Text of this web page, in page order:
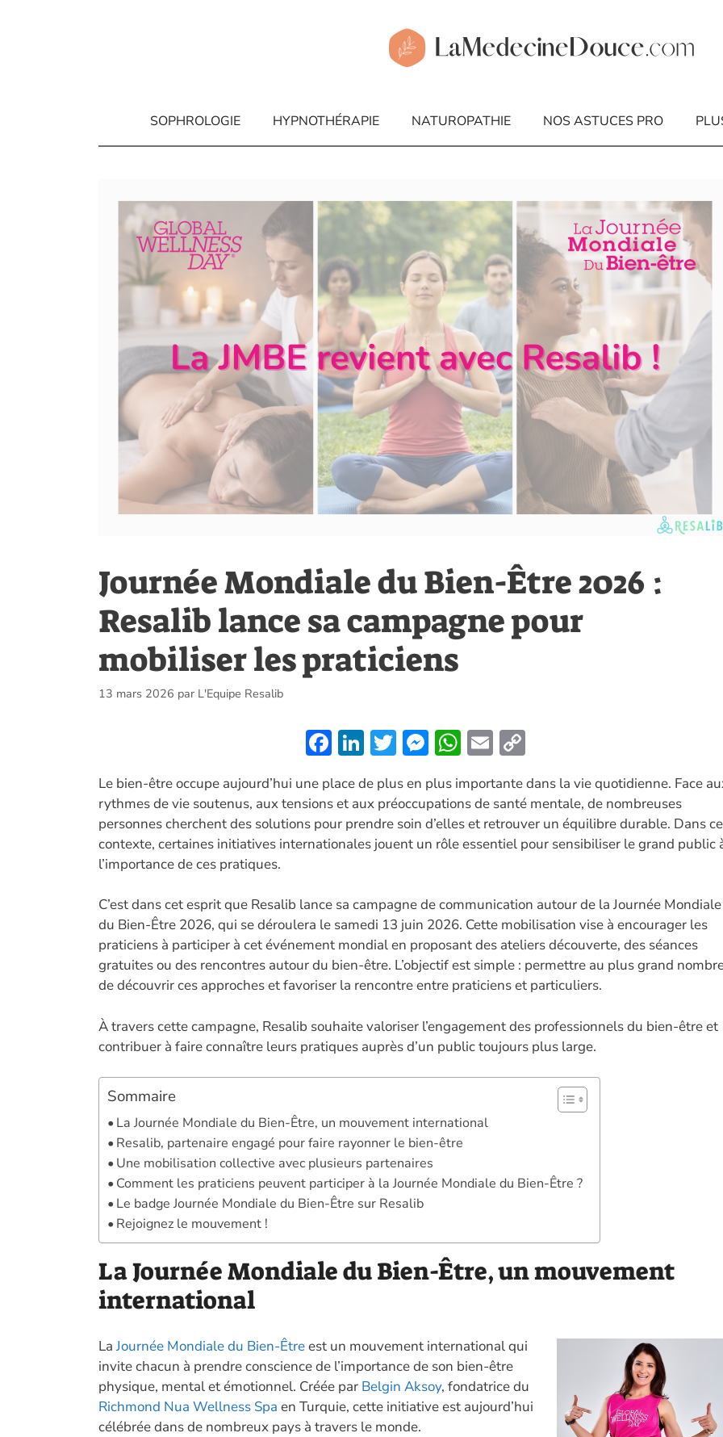
SOPHROLOGIE HYPNOTHÉRAPIE NATUROPATHIE NOS ASTUCES PRO
Journée Mondiale du Bien-Être 2026 :
Resalib lance sa campagne pour
mobiliser les praticiens
13 mars 2026 par L'Equipe Resalib
F
e
b
o
k
Li
k
e
dI
T
itt
er
M
se
n
g
W
at
s
A
p
E
ai
l
p
y
Li
k
Le bien-être occupe aujourd’hui une place de plus en plus importante dans la vie quotidienne. Face
rythmes de vie soutenus, aux tensions et aux préoccupations de santé mentale, de nombreuses
personnes cherchent des solutions pour prendre soin d’elles et retrouver un équilibre durable. Dans ce
contexte, certaines initiatives internationales jouent un rôle essentiel pour sensibiliser le grand public
l’importance de ces pratiques.
C’est dans cet esprit que Resalib lance sa campagne de communication autour de la Journée Mondiale
du Bien-Être 2026, qui se déroulera le samedi 13 juin 2026. Cette mobilisation vise à encourager les
praticiens à participer à cet événement mondial en proposant des ateliers découverte, des séances
gratuites ou des rencontres autour du bien-être. L’objectif est simple : permettre au plus grand
de découvrir ces approches et favoriser la rencontre entre praticiens et particuliers.
À travers cette campagne, Resalib souhaite valoriser l’engagement des professionnels du bien-être et
contribuer à faire connaître leurs pratiques auprès d’un public toujours plus large.
Sommaire
La Journée Mondiale du Bien-Être, un mouvement international
Resalib, partenaire engagé pour faire rayonner le bien-être
Une mobilisation collective avec plusieurs partenaires
Comment les praticiens peuvent participer à la Journée Mondiale du Bien-Être ?
Le badge Journée Mondiale du Bien-Être sur Resalib
Rejoignez le mouvement !
La Journée Mondiale du Bien-Être, un mouvement
international
LaJournée Mondiale du Bien-Êtreest un mouvement international qui
invite chacun à prendre conscience de l’importance de son bien-être
physique, mental et émotionnel. Créée par Belgin Aksoy, fondatrice du
Richmond Nua Wellness Spa en Turquie, cette initiative est aujourd’hui
célébrée dans de nombreux pays à travers le monde.